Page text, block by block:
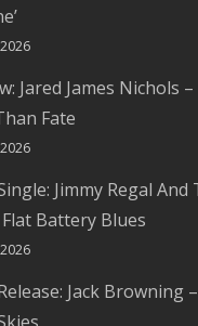
Jared James Nichols –
Fate
Jimmy Regal And
Battery Blues
Jack Browning –